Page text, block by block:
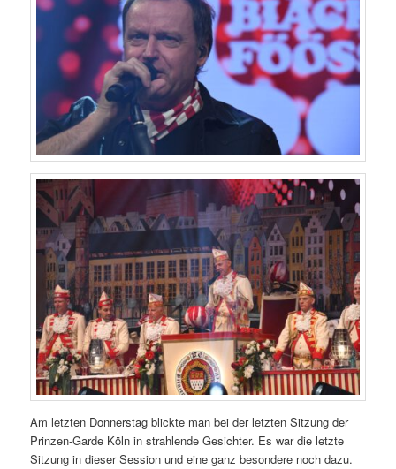
Am letzten Donnerstag blickte man bei der letzten Sitzung der
Prinzen-Garde Köln in strahlende Gesichter. Es war die letzte
Sitzung in dieser Session und eine ganz besondere noch dazu.